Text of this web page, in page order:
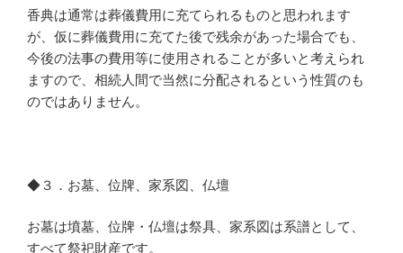
香典は通常は葬儀費用に充てられるものと思われます
が、仮に葬儀費用に充てた後で残余があった場合でも、
今後の法事の費用等に使用されることが多いと考えられ
ますので、相続人間で当然に分配されるという性質のも
のではありません。
◆３．お墓、位牌、家系図、仏壇
お墓は墳墓、位牌・仏壇は祭具、家系図は系譜として、
すべて祭祀財産です。